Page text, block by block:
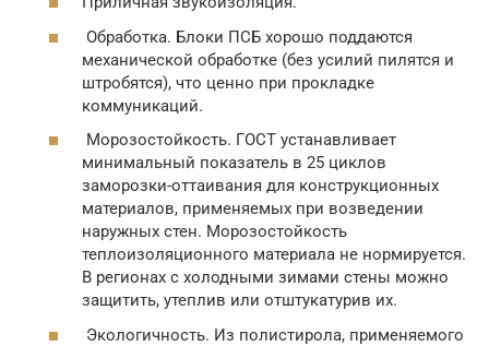
Обработка. Блоки ПСБ хорошо поддаются
механической обработке (без усилий пилятся и
штробятся), что ценно при прокладке
коммуникаций.
Морозостойкость. ГОСТ устанавливает
минимальный показатель в 25 циклов
заморозки-оттаивания для конструкционных
материалов, применяемых при возведении
наружных стен. Морозостойкость
теплоизоляционного материала не нормируется.
В регионах с холодными зимами стены можно
защитить, утеплив или отштукатурив их.
Экологичность. Из полистирола, применяемого